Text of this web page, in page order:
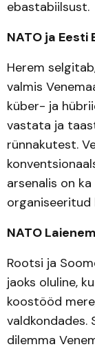
ebastabiilsust.
NATO ja
Herem
valmis
küber- ja
vastata ja
rünnakutest.
arsenalis on
organiseeritud
NATO
Rootsi ja
jaoks oluline,
koostööd
valdkondades.
dilemma